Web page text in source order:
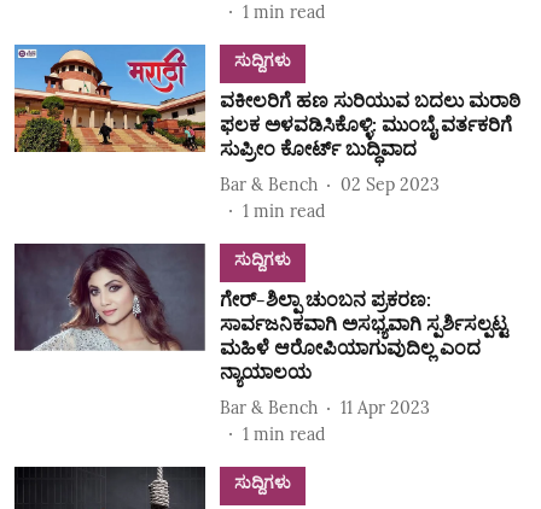
1 min read
ಸುದ್ದಿಗಳು
ವಕೀಲರಿಗೆ ಹಣ ಸುರಿಯುವ ಬದಲು ಮರಾಠಿ
ಫಲಕ ಅಳವಡಿಸಿಕೊಳ್ಳಿ: ಮುಂಬೈ ವರ್ತಕರಿಗೆ
ಸುಪ್ರೀಂ ಕೋರ್ಟ್ ಬುದ್ಧಿವಾದ
Bar & Bench
02 Sep 2023
1 min read
ಸುದ್ದಿಗಳು
ಗೇರ್-ಶಿಲ್ಪಾ ಚುಂಬನ ಪ್ರಕರಣ:
ಸಾರ್ವಜನಿಕವಾಗಿ ಅಸಭ್ಯವಾಗಿ ಸ್ಪರ್ಶಿಸಲ್ಪಟ್ಟ
ಮಹಿಳೆ ಆರೋಪಿಯಾಗುವುದಿಲ್ಲ ಎಂದ
ನ್ಯಾಯಾಲಯ
Bar & Bench
11 Apr 2023
1 min read
ಸುದ್ದಿಗಳು